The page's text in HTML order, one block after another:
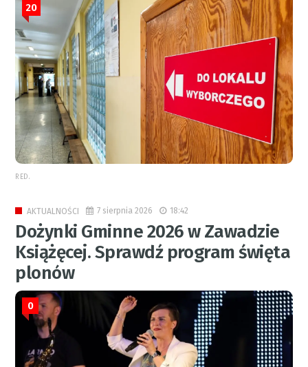
20
RED.
AKTUALNOŚCI 7 sierpnia 2026 18:42
Dożynki Gminne 2026 w Zawadzie
Książęcej. Sprawdź program święta
plonów
0